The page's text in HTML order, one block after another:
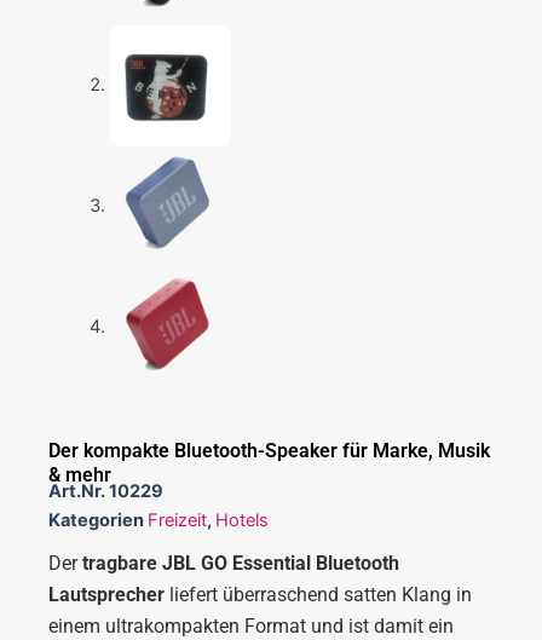
Der kompakte Bluetooth-Speaker für Marke, Musik
& mehr
Art.Nr.10229
Kategorien Freizeit, Hotels
Dertragbare JBL GO Essential Bluetooth
Lautsprecher liefert überraschend satten Klang in
einem ultrakompakten Format und ist damit ein